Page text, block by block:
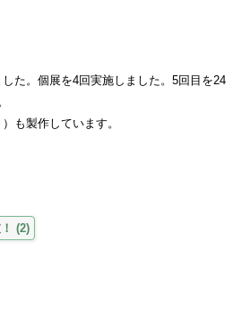
た。個展を4回実施しました。5回目を24
も製作しています。
(2)